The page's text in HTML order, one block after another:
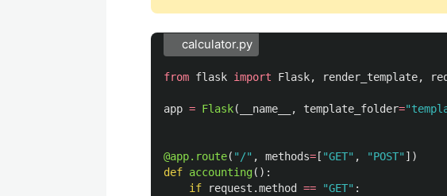
calculator.py
from flask import Flask, render_template,
app = Flask( __name__ , template_folder="
@app.route( " /" , methods= [ "GET" , "POST" ])
def accounting():
if
request .method == "GET" :